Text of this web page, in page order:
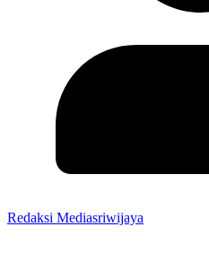
Redaksi Mediasriwijaya